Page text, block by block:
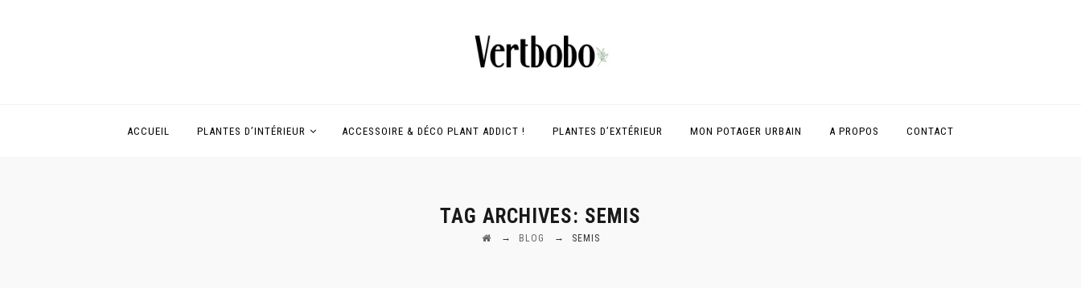
ACCUEIL PLANTES D’INTÉRIEUR ACCESSOIRE & DÉCO PLANT ADDICT ! PLANTES D’EXTÉRIEUR MON POTAGER URBAIN A PROPOS CONTACT
TAG ARCHIVES: SEMIS
→ BLOG → SEMIS